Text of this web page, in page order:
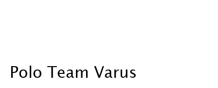
Polo Team Varus